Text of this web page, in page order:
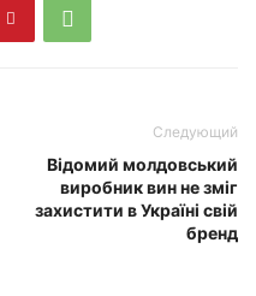
Следующий
Відомий молдовський
виробник вин не зміг
захистити в Україні свій
бренд